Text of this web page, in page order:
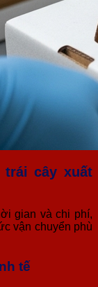
trái cây xuất
gian và chi phí,
vận chuyển phù
tế